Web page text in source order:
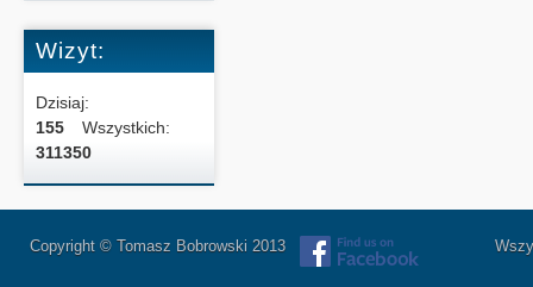
Wizyt:
Dzisiaj:
155
Wszystkich:
311350
Copyright © Tomasz Bobrowski 2013 Wszystkie